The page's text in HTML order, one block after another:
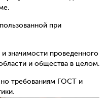
при
значимости проведенного
и общества в целом.
требованиям ГОСТ и